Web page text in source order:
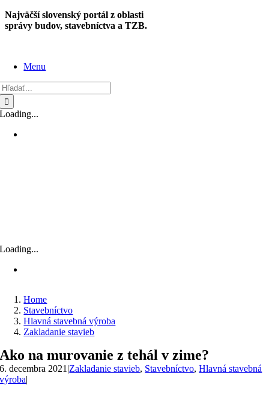
Skip
to
Najväčší slovenský portál z oblasti
správy budov, stavebníctva a TZB.
Menu
Loading...
Loading...
Home
Stavebníctvo
Hlavná stavebná výroba
Zakladanie stavieb
Ako na murovanie z tehál v zime?
6. decembra 2021 |Zakladanie stavieb, Stavebníctvo,Hlavná stavebná
výroba|